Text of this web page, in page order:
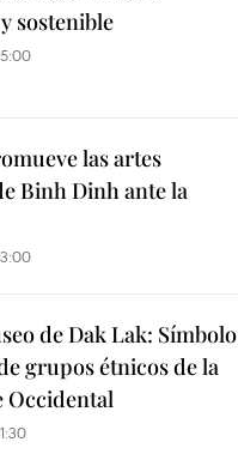
sostenible
las artes
Binh Dinh ante la
de Dak Lak: Símbolo
grupos étnicos de la
Occidental